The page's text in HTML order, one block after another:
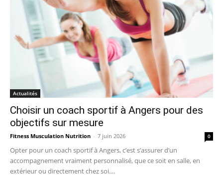
Actualités
Choisir un coach sportif à Angers pour des
objectifs sur mesure
Fitness Musculation Nutrition - 7 juin 2026 0
Opter pour un coach sportif à Angers, c’est s’assurer d’un
accompagnement vraiment personnalisé, que ce soit en salle, en
extérieur ou directement chez soi....